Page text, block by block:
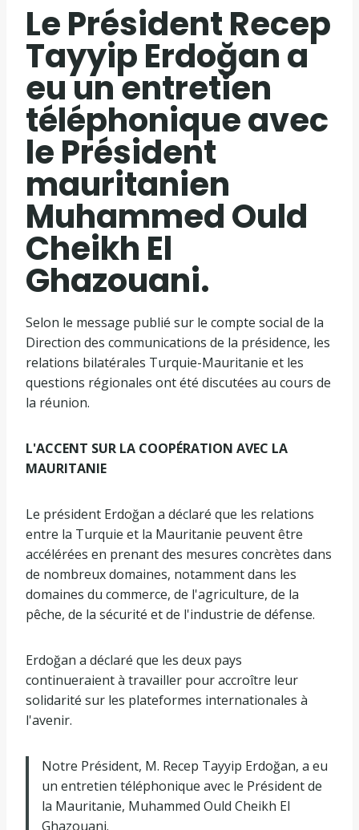
Le Président Recep
Tayyip Erdoğan a
eu un entretien
téléphonique avec
le Président
mauritanien
Muhammed Ould
Cheikh El
Ghazouani.
Selon le message publié sur le compte social de la
Direction des communications de la présidence, les
relations bilatérales Turquie-Mauritanie et les
questions régionales ont été discutées au cours de
la réunion.
L'ACCENT SUR LA COOPÉRATION AVEC LA
MAURITANIE
Le président Erdoğan a déclaré que les relations
entre la Turquie et la Mauritanie peuvent être
accélérées en prenant des mesures concrètes dans
de nombreux domaines, notamment dans les
domaines du commerce, de l'agriculture, de la
pêche, de la sécurité et de l'industrie de défense.
Erdoğan a déclaré que les deux pays
continueraient à travailler pour accroître leur
solidarité sur les plateformes internationales à
l'avenir.
Notre Président, M. Recep Tayyip Erdoğan, a eu
un entretien téléphonique avec le Président de
la Mauritanie, Muhammed Ould Cheikh El
Ghazouani.